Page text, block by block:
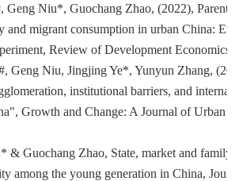
Geng Niu*, Guochang Zhao, (2022), Parents’
and migrant consumption in urban China:
Review of Development Economics.
Geng Niu, Jingjing Ye*, Yunyun Zhang,
institutional barriers, and internal
Growth and Change: A Journal of Urban
& Guochang Zhao, State, market and family:
among the young generation in China,